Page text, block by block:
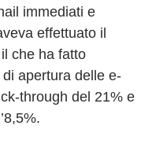
immediati e
effettuato il
che ha fatto
apertura delle e-
through del 21% e